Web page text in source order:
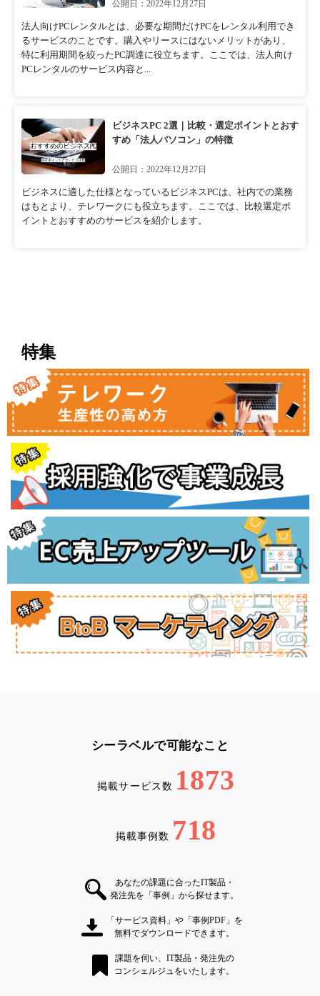
公開日：2022年12月27日
法人向けPCレンタルとは、必要な期間だけPCをレンタル利用でき
るサービスのことです。購入やリースにはないメリットがあり、
特に利用期間を絞ったPC調達に役立ちます。ここでは、法人向け
PCレンタルのサービス内容と...
ビジネスPC 2選｜比較・選定ポイントとおす
すめ「法人パソコン」の特徴
公開日：2022年12月27日
ビジネスに適した仕様となっているビジネスPCは、社内での業務
はもとより、テレワークにも役立ちます。ここでは、比較選定ポ
イントとおすすめのサービスを紹介します。
特集
シーラベルで可能なこと
掲載サービス数 1873
掲載事例数 718
あなたの課題に合ったIT製品・
発注先を「事例」から探せます。
「サービス資料」や「事例PDF」を
無料でダウンロードできます。
課題を伺い、IT製品・発注先の
コンシェルジュをいたします。